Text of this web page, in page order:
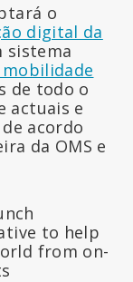
o
digital da
sistema
de todo o
actuais e
acordo
da OMS e
to help
from on-